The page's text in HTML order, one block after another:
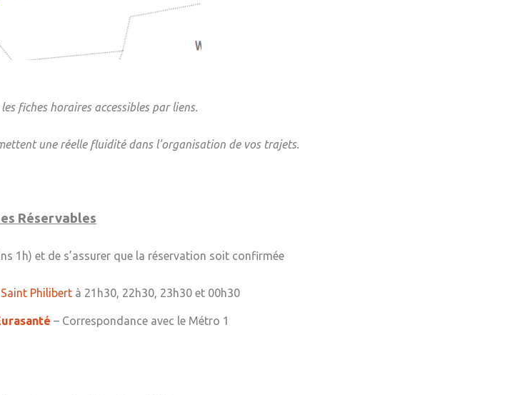
» Tonic gym
» Weppes natation
fiches horaires accessibles par liens.
une réelle fluidité dans l'organisation de vos trajets.
Réservables
1h) et de s’assurer que la réservation soit confirmée
Philibert à 21h30, 22h30, 23h30 et 00h30
– Correspondance avec le Métro 1